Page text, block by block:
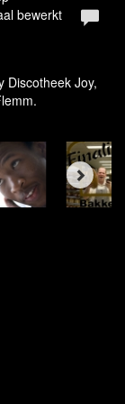
bewerkt
Discotheek Joy,